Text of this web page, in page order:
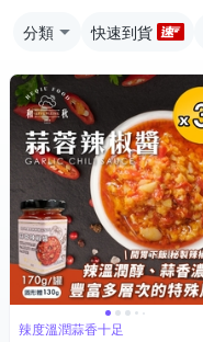
分類 快速到貨
辣度溫潤蒜香十足